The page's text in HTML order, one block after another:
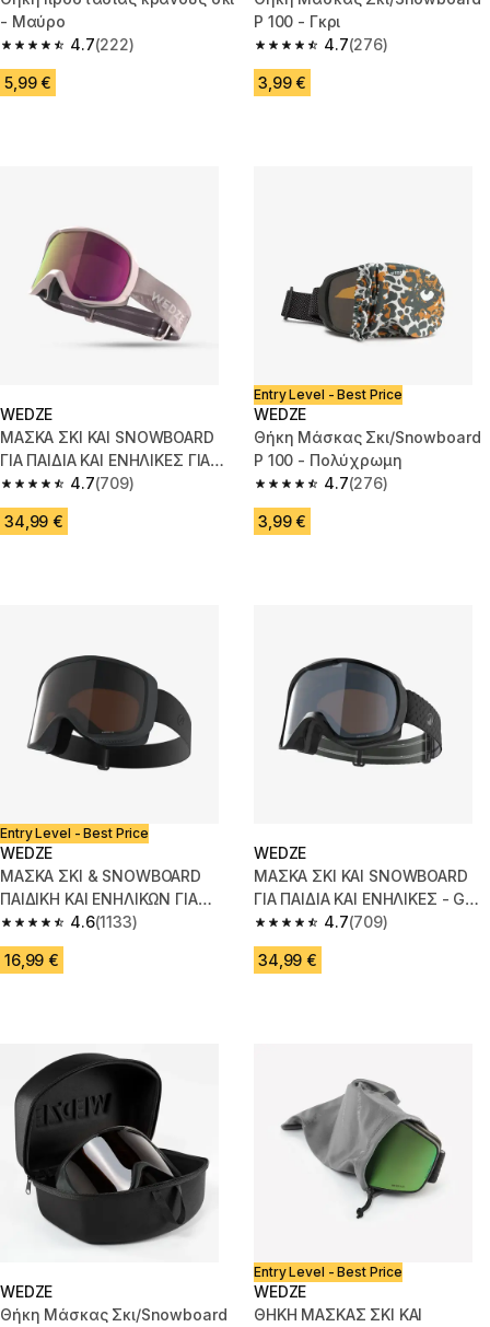
- Μαύρο
4.7
4.7 out of 5 stars from 222 reviews
(222)
5,99 €
P 100 - Γκρι
4.7
4.7 out of 5 stars from 276
(276)
3,99 €
WEDZE
ΜΑΣΚΑ ΣΚΙ ΚΑΙ SNOWBOARD
ΓΙΑ ΠΑΙΔΙΑ ΚΑΙ ΕΝΗΛΙΚΕΣ ΓΙΑ
ΚΑΛΕΣ ΚΑΙΡΙΚΕΣ ΣΥΝΘΗΚΕΣ -
G 500 S3 - ΡΟΖ
4.7
4.7 out of 5 stars from 709 reviews
(709)
34,99 €
Entry Level - Best Price
WEDZE
Θήκη Μάσκας Σκι/Snowboard
P 100 - Πολύχρωμη
4.7
4.7 out of 5 stars from 276
(276)
3,99 €
Entry Level - Best Price
WEDZE
ΜΑΣΚΑ ΣΚΙ & SNOWBOARD
ΠΑΙΔΙΚΗ ΚΑΙ ΕΝΗΛΙΚΩΝ ΓΙΑ
ΚΑΛΟΚΑΙΡΙΑ - G 100 S3
4.6
4.6 out of 5 stars from 1133 reviews
(1133)
16,99 €
WEDZE
ΜΑΣΚΑ ΣΚΙ ΚΑΙ SNOWBOARD
ΓΙΑ ΠΑΙΔΙΑ ΚΑΙ ΕΝΗΛΙΚΕΣ - G
500 S3 - ΜΑΥΡΟ
4.7
4.7 out of 5 stars from 709
(709)
34,99 €
WEDZE
Θήκη Μάσκας Σκι/Snowboard
Entry Level - Best Price
WEDZE
ΘΗΚΗ ΜΑΣΚΑΣ ΣΚΙ ΚΑΙ